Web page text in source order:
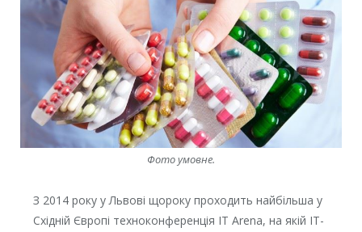
Фото умовне.
З 2014 року у Львові щороку проходить найбільша у
Східній Європі техноконференція IT Arena, на якій IT-